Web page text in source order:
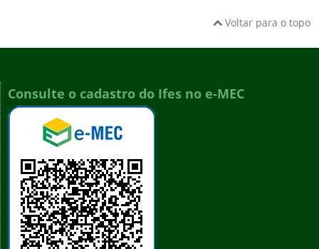
Voltar para o topo
Consulte o cadastro do Ifes no e-MEC